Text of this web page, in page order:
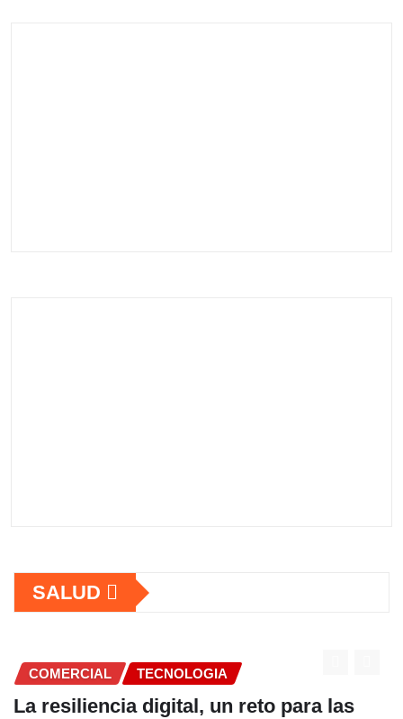
SALUD
COMERCIAL
Fundación Ficohsa fortalece la